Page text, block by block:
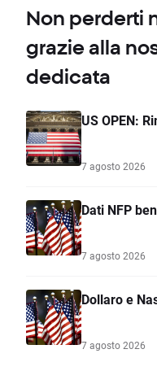
Non perderti
grazie alla
dedicata
US OPEN:
7 agosto 2026
Dati NFP
7 agosto 2026
Dollaro e
7 agosto 2026